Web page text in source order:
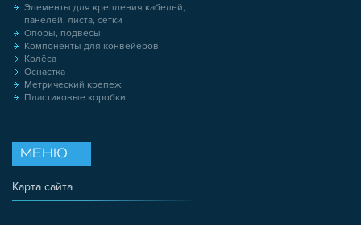
Элементы для крепления кабелей,
панелей, листа, сетки
Опоры, подвесы
Компоненты для конвейеров
Колёса
Оснастка
Метрический крепеж
Пластиковые коробки
МЕНЮ
Карта сайта